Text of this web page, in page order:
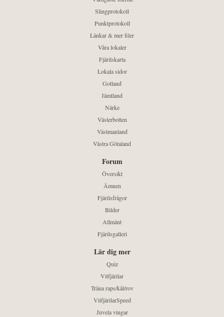
Slingprotokoll
Punktprotokoll
Länkar & mer filer
Våra lokaler
Fjärilskarta
Lokala sidor
Gotland
Jämtland
Närke
Västerbotten
Västmanland
Västra Götaland
Forum
Översikt
Ämnen
Fjärilsfrågor
Bilder
Allmänt
Fjärilsgalleri
Lär dig mer
Quiz
Vitfjärilar
Träna raps/kål/rov
VitfjärilarSpeed
Juvela vingar